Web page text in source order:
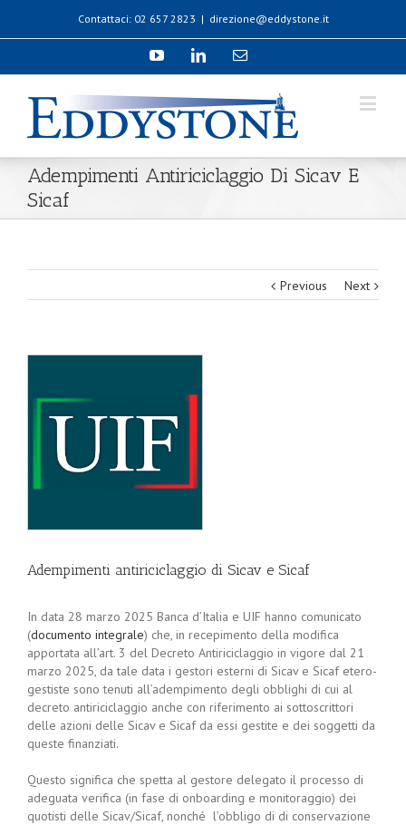
Contattaci: 02 657 2823 | direzione@eddystone.it
Adempimenti Antiriciclaggio Di Sicav E
Sicaf
Previous Next
Adempimenti antiriciclaggio di Sicav e Sicaf
In data 28 marzo 2025 Banca d’Italia e UIF hanno comunicato
(documento integrale) che, in recepimento della modifica
apportata all’art. 3 del Decreto Antiriciclaggio in vigore dal 21
marzo 2025, da tale data i gestori esterni di Sicav e Sicaf etero-
gestiste sono tenuti all’adempimento degli obblighi di cui al
decreto antiriciclaggio anche con riferimento ai sottoscrittori
delle azioni delle Sicav e Sicaf da essi gestite e dei soggetti da
queste finanziati.
Questo significa che spetta al gestore delegato il processo di
adeguata verifica (in fase di onboarding e monitoraggio) dei
quotisti delle Sicav/Sicaf, nonché l’obbligo di di conservazione